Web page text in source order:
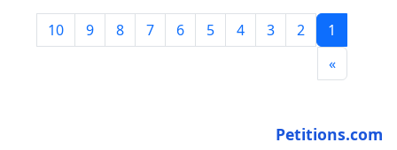
1
2
3
4
5
6
7
8
9
10
»
Petitions.com